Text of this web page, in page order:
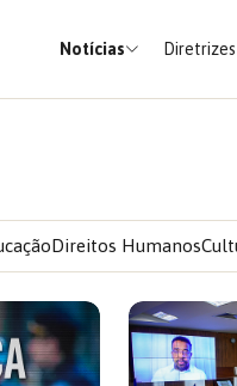
Notícias
Direitos Humanos